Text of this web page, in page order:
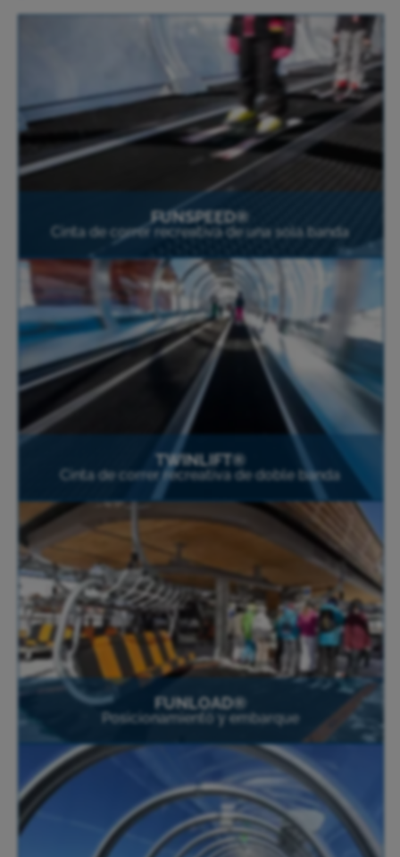
FUNSPEED®
Cinta de correr recreativa de una sola banda
TWINLIFT®
Cinta de correr recreativa de doble banda
FUNLOAD®
Posicionamiento y embarque